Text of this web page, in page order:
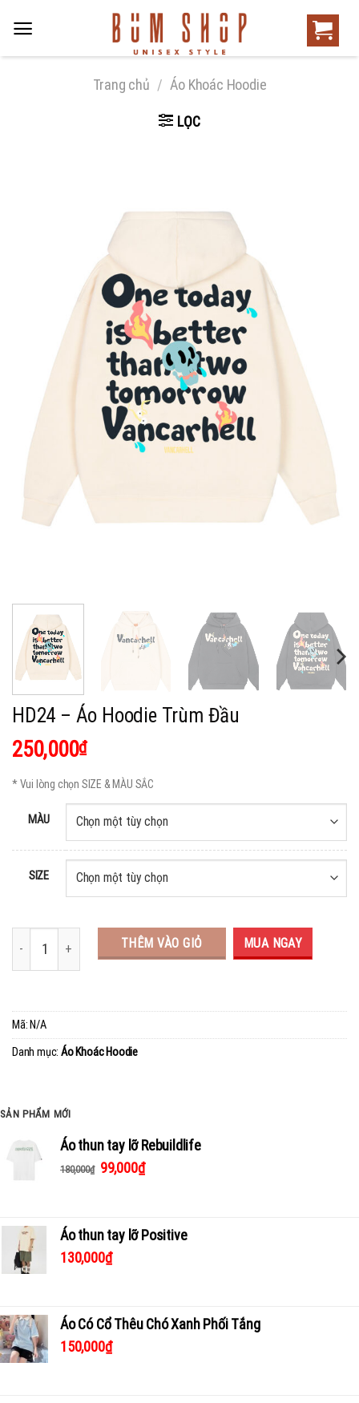
Trang chủ / Áo Khoác Hoodie
LỌC
HD24 – Áo Hoodie Trùm Đầu
250,000₫
* Vui lòng chọn SIZE & MÀU SẮC
MÀU
SIZE
THÊM VÀO GIỎ MUA NGAY
Mã: N/A
Danh mục: Áo Khoác Hoodie
SẢN PHẨM MỚI
Áo thun tay lỡ Rebuildlife
180,000₫ 99,000₫
Áo thun tay lỡ Positive
130,000₫
Áo Có Cổ Thêu Chó Xanh Phối Tắng
150,000₫